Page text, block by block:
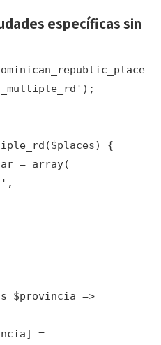
específicas sin
{